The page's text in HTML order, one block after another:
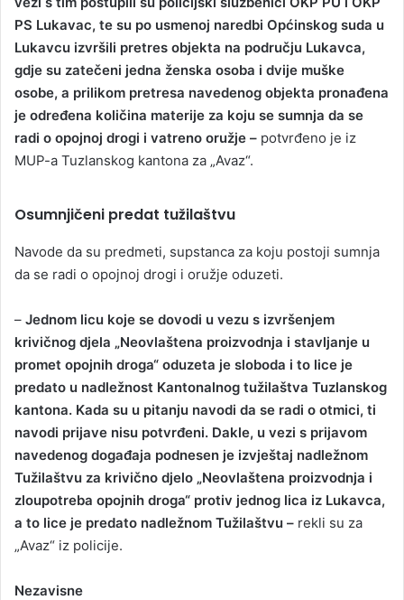
PS Lukavac, te su po usmenoj naredbi Općinskog suda u
Lukavcu izvršili pretres objekta na području Lukavca,
gdje su zatečeni jedna ženska osoba i dvije muške
osobe, a prilikom pretresa navedenog objekta pronađena
je određena količina materije za koju se sumnja da se
radi o opojnoj drogi i vatreno oružje – potvrđeno je iz
MUP-a Tuzlanskog kantona za „Avaz“.
Osumnjičeni predat tužilaštvu
Navode da su predmeti, supstanca za koju postoji sumnja
da se radi o opojnoj drogi i oružje oduzeti.
– Jednom licu koje se dovodi u vezu s izvršenjem
krivičnog djela „Neovlaštena proizvodnja i stavljanje u
promet opojnih droga“ oduzeta je sloboda i to lice je
predato u nadležnost Kantonalnog tužilaštva Tuzlanskog
kantona. Kada su u pitanju navodi da se radi o otmici, ti
navodi prijave nisu potvrđeni. Dakle, u vezi s prijavom
navedenog događaja podnesen je izvještaj nadležnom
Tužilaštvu za krivično djelo „Neovlaštena proizvodnja i
zloupotreba opojnih droga“ protiv jednog lica iz Lukavca,
a to lice je predato nadležnom Tužilaštvu – rekli su za
„Avaz“ iz policije.
Nezavisne